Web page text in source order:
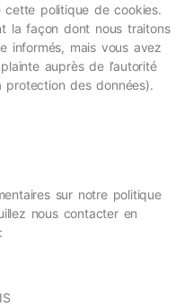
politique de cookies.
la façon dont nous traitons
informés, mais vous avez
auprès de l’autorité
protection des données).
sur notre politique
nous contacter en